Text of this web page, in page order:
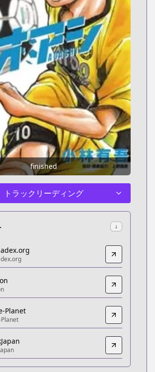
finished
トラックリーディング
↓
title/b73371d4-02dd-4db0-
kindle-dbs/product/
planet.com/manga/ao-ashi
Planet